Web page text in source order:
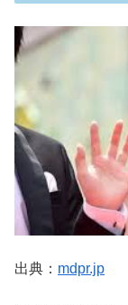
出典： mdpr.jp